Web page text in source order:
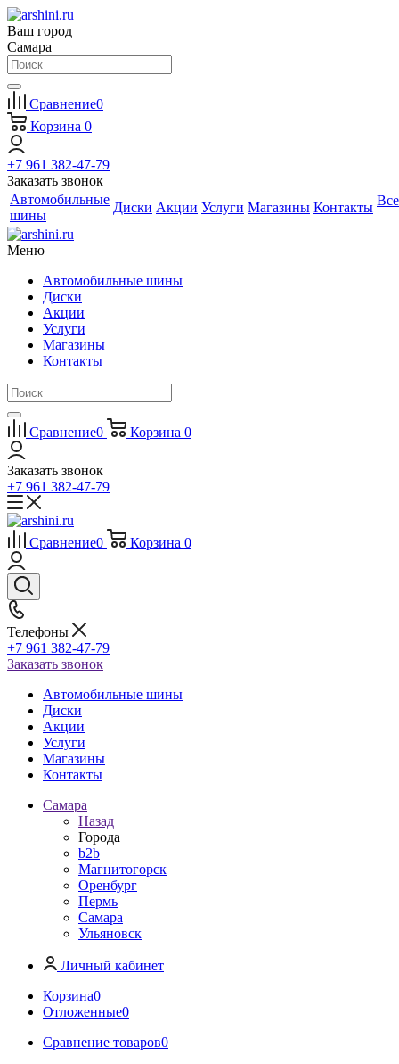
Ваш город
Самара
Сравнение0
Корзина 0
+7 961 382-47-79
Заказать звонок
Автомобильные
шины
Диски Акции Услуги Магазины Контакты Все
Меню
Автомобильные шины
Диски
Акции
Услуги
Магазины
Контакты
Сравнение0 Корзина 0
Заказать звонок
+7 961 382-47-79
Сравнение0 Корзина 0
Телефоны
+7 961 382-47-79
Заказать звонок
Автомобильные шины
Диски
Акции
Услуги
Магазины
Контакты
Самара
Назад
Города
b2b
Магнитогорск
Оренбург
Пермь
Самара
Ульяновск
Личный кабинет
Корзина0
Отложенные0
Сравнение товаров0